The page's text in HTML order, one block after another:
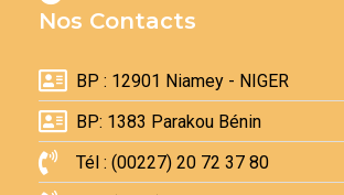
Nos Contacts
BP : 12901 Niamey - NIGER
BP: 1383 Parakou Bénin
Tél : (00227) 20 72 37 80